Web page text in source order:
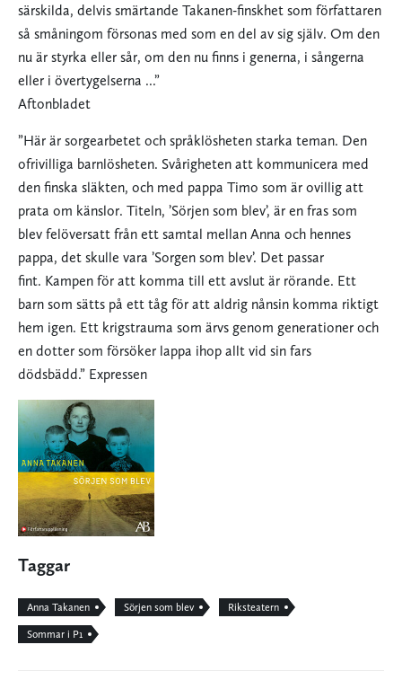
särskilda, delvis smärtande Takanen-finskhet som författaren
så småningom försonas med som en del av sig själv. Om den
nu är styrka eller sår, om den nu finns i generna, i sångerna
eller i övertygelserna ...”
Aftonbladet
”Här är sorgearbetet och språklösheten starka teman. Den
ofrivilliga barnlösheten. Svårigheten att kommunicera med
den finska släkten, och med pappa Timo som är ovillig att
prata om känslor. Titeln, ’Sörjen som blev’, är en fras som
blev felöversatt från ett samtal mellan Anna och hennes
pappa, det skulle vara ’Sorgen som blev’. Det passar
fint. Kampen för att komma till ett avslut är rörande. Ett
barn som sätts på ett tåg för att aldrig nånsin komma riktigt
hem igen. Ett krigstrauma som ärvs genom generationer och
en dotter som försöker lappa ihop allt vid sin fars
dödsbädd.” Expressen
Taggar
Anna Takanen Sörjen som blev Riksteatern
Sommar i P1